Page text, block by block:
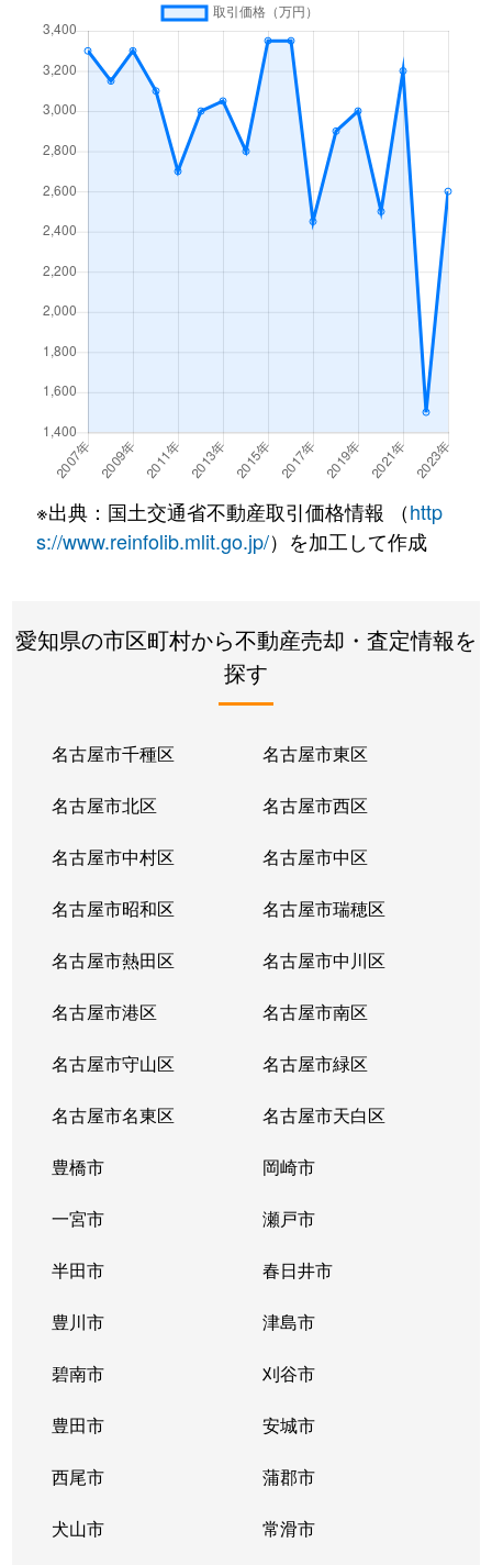
※出典：国土交通省不動産取引価格情報 （http
s://www.reinfolib.mlit.go.jp/）を加工して作成
愛知県の市区町村から不動産売却・査定情報を
探す
名古屋市千種区 名古屋市東区
名古屋市北区 名古屋市西区
名古屋市中村区 名古屋市中区
名古屋市昭和区 名古屋市瑞穂区
名古屋市熱田区 名古屋市中川区
名古屋市港区 名古屋市南区
名古屋市守山区 名古屋市緑区
名古屋市名東区 名古屋市天白区
豊橋市 岡崎市
一宮市 瀬戸市
半田市 春日井市
豊川市 津島市
碧南市 刈谷市
豊田市 安城市
西尾市 蒲郡市
犬山市 常滑市